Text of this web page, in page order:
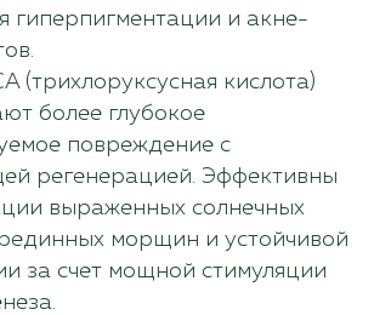
гиперпигментации и акне-
(трихлоруксусная кислота)
более глубокое
повреждение с
регенерацией. Эффективны
выраженных солнечных
морщин и устойчивой
за счет мощной стимуляции